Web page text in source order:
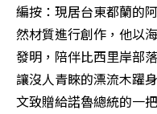
編按：現居台東都蘭的
然材質進行創作，他以
發明，陪伴比西里岸部
讓沒人青睞的漂流木躍
文致贈給諾魯總統的一